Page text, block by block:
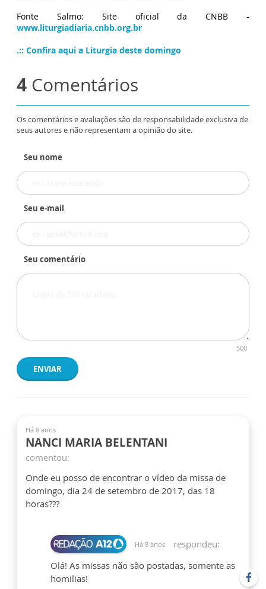
Fonte Salmo: Site oficial da CNBB -
www.liturgiadiaria.cnbb.org.br
.:: Confira aqui a Liturgia deste domingo
4 Comentários
Os comentários e avaliações são de responsabilidade exclusiva de
seus autores e não representam a opinião do site.
Seu nome
Seu e-mail
Seu comentário
500
ENVIAR
Há 8 anos
NANCI MARIA BELENTANI
comentou:
Onde eu posso de encontrar o vídeo da missa de
domingo, dia 24 de setembro de 2017, das 18
horas???
Há 8 anos
respondeu:
Olá! As missas não são postadas, somente as
homilias!